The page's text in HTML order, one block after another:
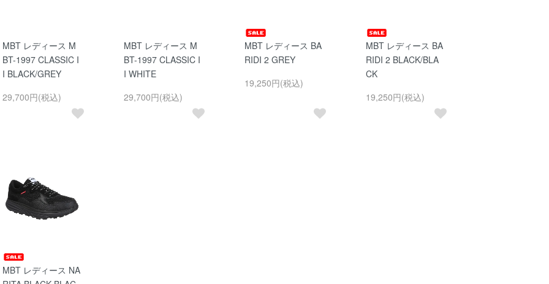
MBT レディース M
BT-1997 CLASSIC I
I BLACK/GREY
29,700円(税込)
MBT レディース M
BT-1997 CLASSIC I
I WHITE
29,700円(税込)
MBT レディース BA
RIDI 2 GREY
19,250円(税込)
MBT レディース BA
RIDI 2 BLACK/BLA
CK
19,250円(税込)
MBT レディース NA